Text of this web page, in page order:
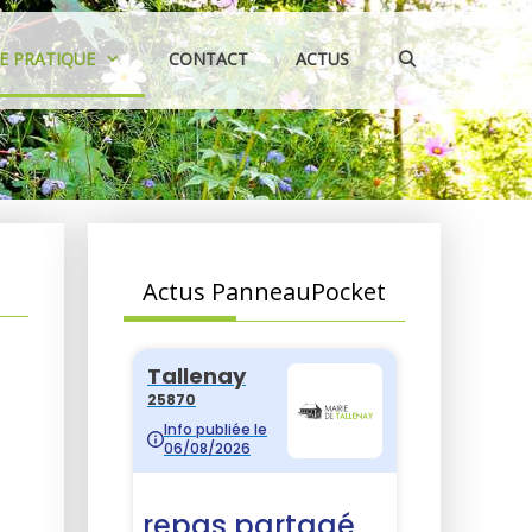
PRATIQUE CONTACT ACTUS
Actus PanneauPocket